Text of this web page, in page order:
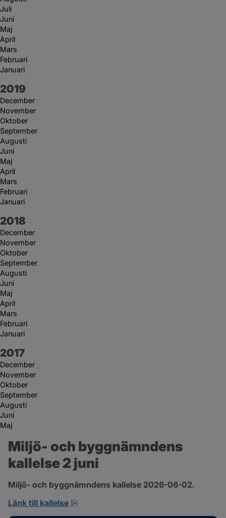
Juli
Juni
Maj
April
Mars
Februari
Januari
År:
2019
December
November
Oktober
September
Augusti
Juni
Maj
April
Mars
Februari
Januari
År:
2018
December
November
Oktober
September
Augusti
Juni
Maj
April
Mars
Februari
Januari
År:
2017
December
November
Oktober
September
Augusti
Juni
Maj
Miljö- och byggnämndens
kallelse 2 juni
Miljö- och byggnämndens kallelse 2026-06-02.
Länk till kallelse